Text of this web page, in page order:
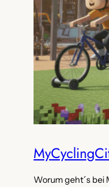
Worum geht´s